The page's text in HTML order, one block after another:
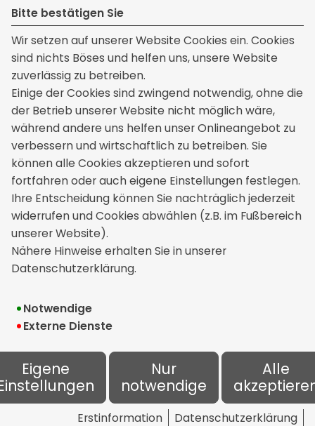
Bitte bestätigen Sie
Wir setzen auf unserer Website Cookies ein. Cookies
sind nichts Böses und helfen uns, unsere Website
zuverlässig zu betreiben.
Einige der Cookies sind zwingend notwendig, ohne die
der Betrieb unserer Website nicht möglich wäre,
während andere uns helfen unser Onlineangebot zu
verbessern und wirtschaftlich zu betreiben. Sie
können alle Cookies akzeptieren und sofort
fortfahren oder auch eigene Einstellungen festlegen.
Ihre Entscheidung können Sie nachträglich jederzeit
widerrufen und Cookies abwählen (z.B. im Fußbereich
unserer Website).
Nähere Hinweise erhalten Sie in unserer
Datenschutzerklärung.
Notwendige
Externe Dienste
Eigene
Nur
notwendige
Alle
Erstinformation Datenschutzerklärung
Kontakt
VMV Versicherungs- Maklervereinigung GmbH
Heinrich-Heine-Str. 19
08058 Zwickau
+49 375 272120
info[at]vmv-gmbh.de
Rechtliches
Impressum
Erstinformation
Datenschutz
Bildnachweise
Cookie-Einstellungen